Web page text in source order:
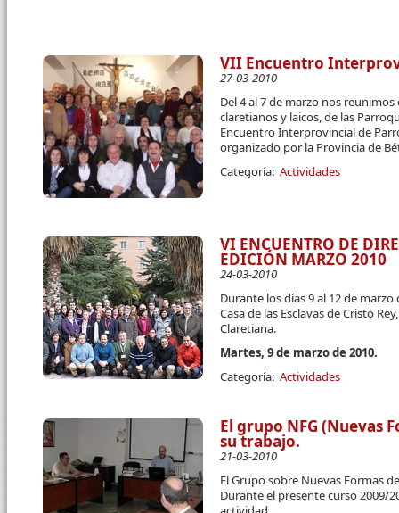
VII Encuentro
27-03-2010
Del 4 al 7 de marzo nos
claretianos y laicos, de las
Encuentro Interprovincial de
organizado por la Provincia de
Categoría: Actividades
VI ENCUENTRO DE
EDICIÓN MARZO 2010
24-03-2010
Durante los días 9 al 12 de
Casa de las Esclavas de Cristo
Claretiana.
Martes, 9 de marzo de 2010.
Categoría: Actividades
El grupo NFG (Nuevas
su trabajo.
21-03-2010
El Grupo sobre Nuevas Formas
Durante el presente curso 2009/